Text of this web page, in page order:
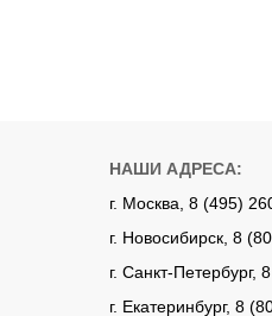
НАШИ АДРЕСА:
г. Москва, 8 (495)
г. Новосибирск, 8
г. Санкт-Петербург,
г. Екатеринбург, 8